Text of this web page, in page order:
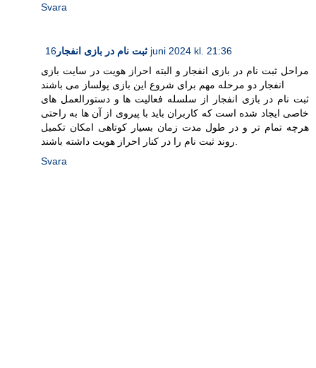
Svara
ثبت نام در بازی انفجار 16 juni 2024 kl. 21:36
مراحل ثبت نام در بازی انفجار و البته احراز هویت در سایت بازی
انفجار دو مرحله مهم برای شروع این بازی پولساز می باشند
ثبت نام در بازی انفجار از سلسله فعالیت ها و دستورالعمل های
خاصی ایجاد شده است که کاربران باید با پیروی از آن ها به راحتی
هرچه تمام تر و در طول مدت زمان بسیار کوتاهی امکان تکمیل
Svara